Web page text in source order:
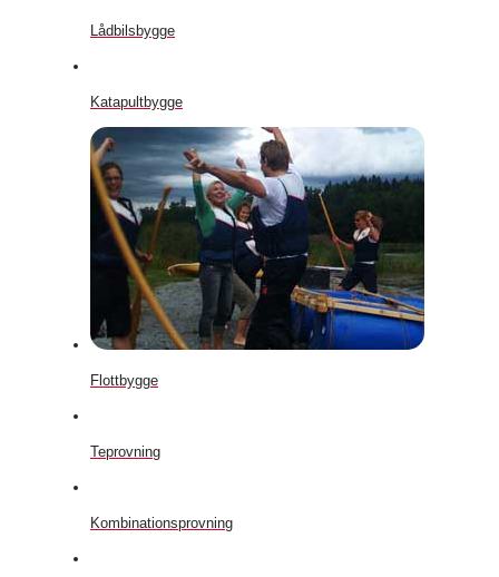
Lådbilsbygge
Katapultbygge
Flottbygge
Teprovning
Kombinationsprovning